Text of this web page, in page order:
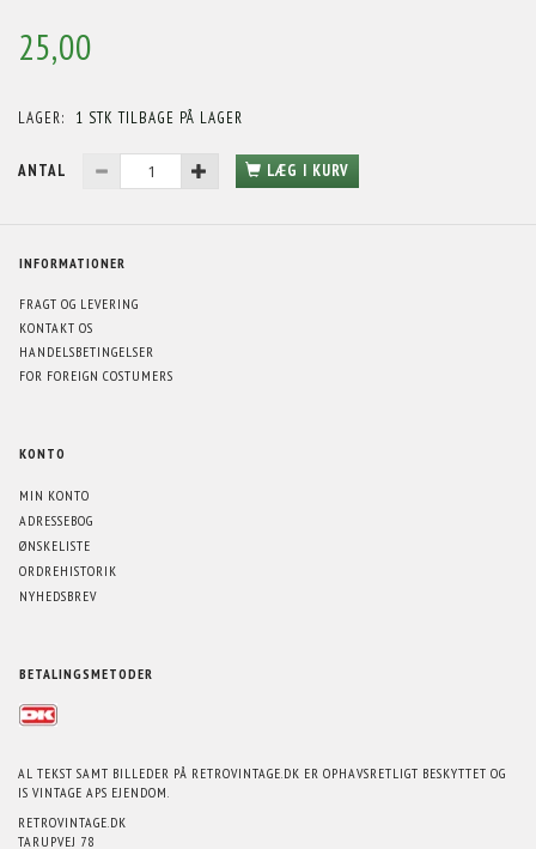
25,00
LAGER: 1 STK TILBAGE PÅ LAGER
ANTAL LÆG I KURV
INFORMATIONER
FRAGT OG LEVERING
KONTAKT OS
HANDELSBETINGELSER
FOR FOREIGN COSTUMERS
KONTO
MIN KONTO
ADRESSEBOG
ØNSKELISTE
ORDREHISTORIK
NYHEDSBREV
BETALINGSMETODER
AL TEKST SAMT BILLEDER PÅ RETROVINTAGE.DK ER OPHAVSRETLIGT BESKYTTET OG
IS VINTAGE APS EJENDOM.
RETROVINTAGE.DK
TARUPVEJ 78